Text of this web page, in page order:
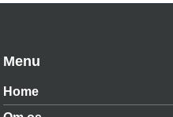
Menu
Home